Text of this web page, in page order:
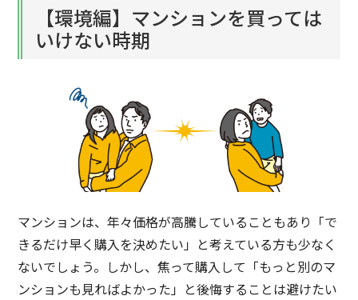
【環境編】マンションを買っては
いけない時期
マンションは、年々価格が高騰していることもあり「で
きるだけ早く購入を決めたい」と考えている方も少なく
ないでしょう。しかし、焦って購入して「もっと別のマ
ンションも見ればよかった」と後悔することは避けたい